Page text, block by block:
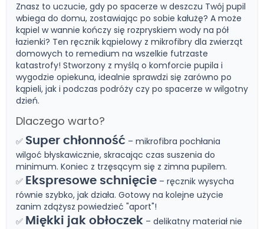
Znasz to uczucie, gdy po spacerze w deszczu Twój pupil
wbiega do domu, zostawiając po sobie kałużę? A może
kąpiel w wannie kończy się rozpryskiem wody na pół
łazienki? Ten ręcznik kąpielowy z mikrofibry dla zwierząt
domowych to remedium na wszelkie futrzaste
katastrofy! Stworzony z myślą o komforcie pupila i
wygodzie opiekuna, idealnie sprawdzi się zarówno po
kąpieli, jak i podczas podróży czy po spacerze w wilgotny
dzień.
Dlaczego warto?
✅ Super chłonność – mikrofibra pochłania
wilgoć błyskawicznie, skracając czas suszenia do
minimum. Koniec z trzęsącym się z zimna pupilem.
✅ Ekspresowe schnięcie – ręcznik wysycha
równie szybko, jak działa. Gotowy na kolejne użycie
zanim zdążysz powiedzieć "aport"!
✅ Miękki jak obłoczek – delikatny materiał nie